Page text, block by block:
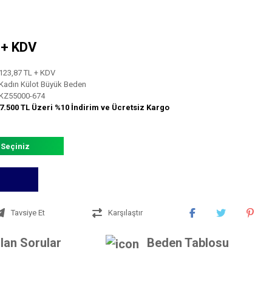
KDV
TL + KDV
Külot Büyük Beden
674
7.500 TL Üzeri %10 İndirim ve Ücretsiz Kargo
Seçiniz
Tavsiye Et Karşılaştır
Sorular Beden Tablosu